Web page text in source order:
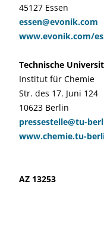
45127 Essen
essen@evonik.com
www.evonik.com/
Technische
Institut für Chemie
Str. des 17. Juni 124
10623 Berlin
pressestelle@tu-
www.chemie.tu-
AZ 13253